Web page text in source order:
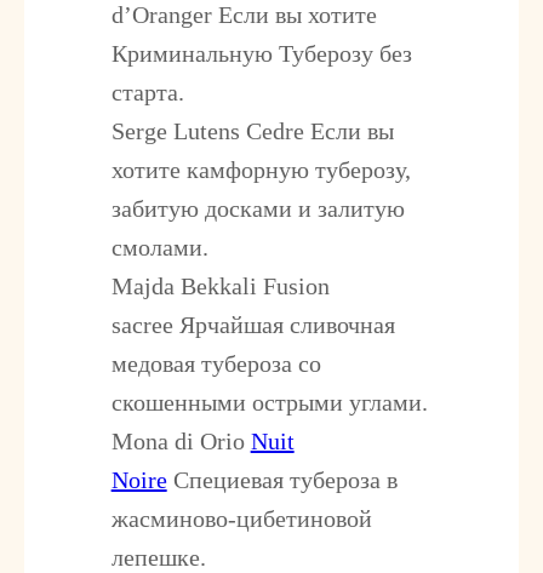
d’OrangerЕсли вы хотите
Криминальную Туберозу без
старта.
Serge Lutens Cedre Если вы
хотите камфорную туберозу,
забитую досками и залитую
смолами.
Majda Bekkali Fusion
sacree Ярчайшая сливочная
медовая тубероза со
скошенными острыми углами.
Mona di Orio Nuit
NoireСпециевая тубероза в
жасминово-цибетиновой
лепешке.